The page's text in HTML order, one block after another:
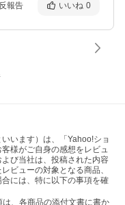
報告 いいね 0
います）は、「Yahoo!ショ
様がご自身の感想をレビュ
び当社は、投稿された内容
ビューの対象となる商品、
には、特に以下の事項を確
、各商品の添付文書に書か